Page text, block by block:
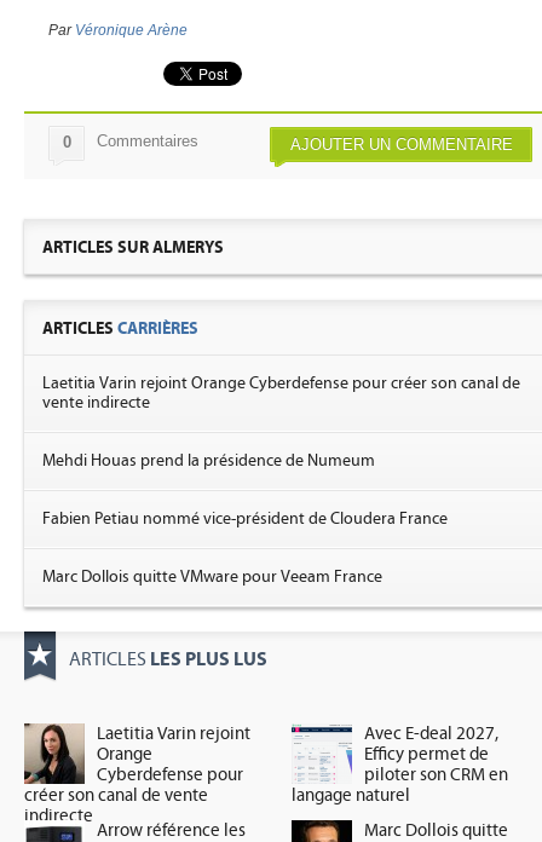
Par Véronique Arène
AJOUTER UN COMMENTAIRE
0 Commentaires
ARTICLES SUR ALMERYS
ARTICLES CARRIÈRES
Laetitia Varin rejoint Orange Cyberdefense pour créer son canal de
vente indirecte
Mehdi Houas prend la présidence de Numeum
Fabien Petiau nommé vice-président de Cloudera France
Marc Dollois quitte VMware pour Veeam France
ARTICLES LES PLUS LUS
Laetitia Varin rejoint
Orange
Cyberdefense pour
créer son canal de vente
indirecte
Avec E-deal 2027,
Efficy permet de
piloter son CRM en
langage naturel
Arrow référence les
Marc Dollois quitte